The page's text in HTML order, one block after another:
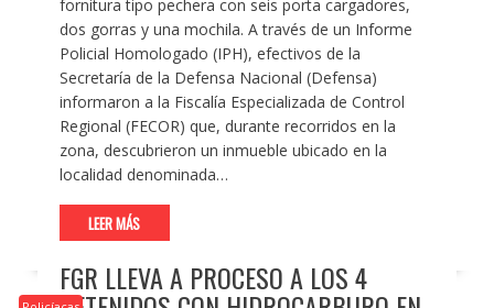
fornitura tipo pechera con seis porta cargadores,
dos gorras y una mochila. A través de un Informe
Policial Homologado (IPH), efectivos de la
Secretaría de la Defensa Nacional (Defensa)
informaron a la Fiscalía Especializada de Control
Regional (FECOR) que, durante recorridos en la
zona, descubrieron un inmueble ubicado en la
localidad denominada…
LEER MÁS
FGR LLEVA A PROCESO A LOS 4